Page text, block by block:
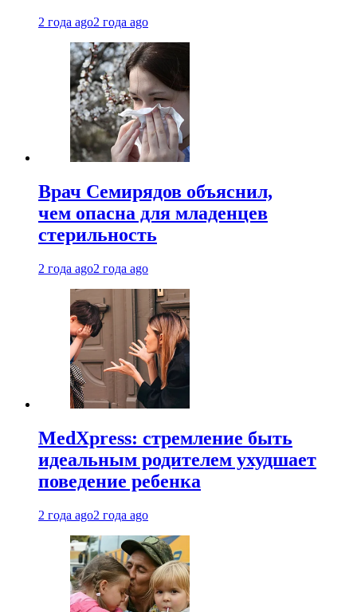
2 года ago2 года ago
Врач Семирядов объяснил,
чем опасна для младенцев
стерильность
2 года ago2 года ago
MedXpress: стремление быть
идеальным родителем ухудшает
поведение ребенка
2 года ago2 года ago